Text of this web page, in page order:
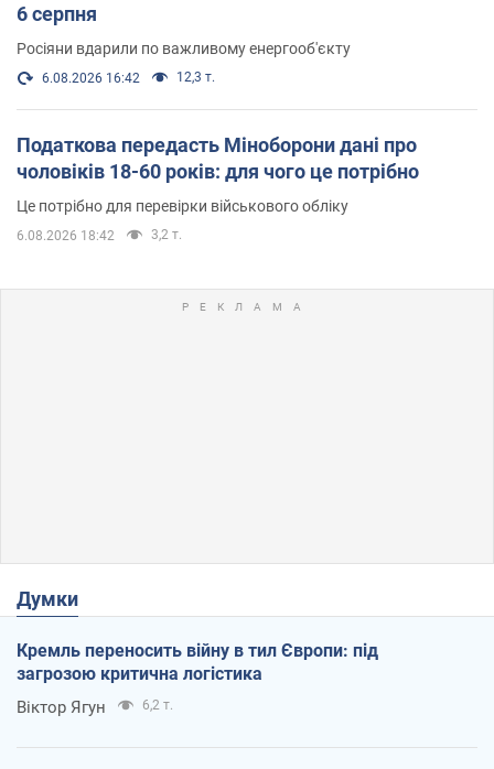
6 серпня
Росіяни вдарили по важливому енергооб'єкту
6.08.2026 16:42 12,3 т.
Податкова передасть Міноборони дані про
чоловіків 18-60 років: для чого це потрібно
Це потрібно для перевірки військового обліку
6.08.2026 18:42 3,2 т.
Думки
Кремль переносить війну в тил Європи: під
загрозою критична логістика
Віктор Ягун 6,2 т.